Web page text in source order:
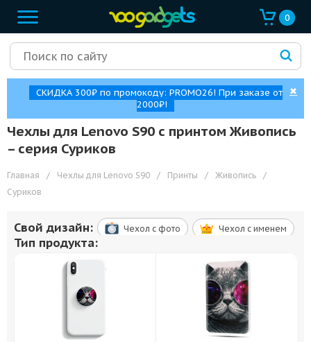
0
СКИДКА 300₽ по промокоду: PROMO26! При заказе от
2000₽!
✖
Чехлы для Lenovo S90 с принтом Живопись
– cерия Суриков
Главная / Чехлы для Lenovo S90 / Принты / Живопись
/
Суриков
Свой дизайн: Чехол c фото Чехол c именем
Тип продукта: